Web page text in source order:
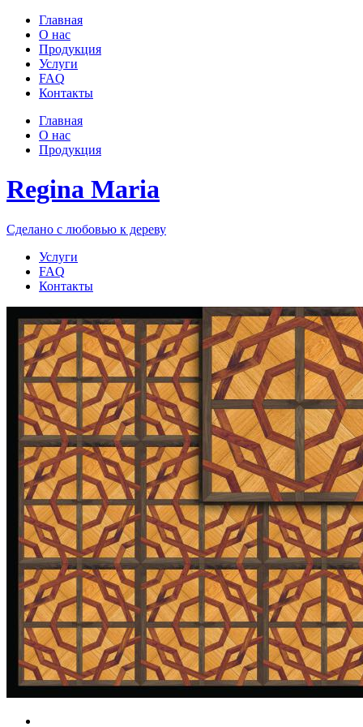
Главная
О нас
Продукция
Услуги
FAQ
Контакты
Главная
О нас
Продукция
Regina Maria
Сделано с любовью к дереву
Услуги
FAQ
Контакты